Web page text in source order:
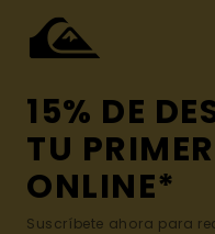
15% DE
TU
ONLINE*
Suscríbete ahora para